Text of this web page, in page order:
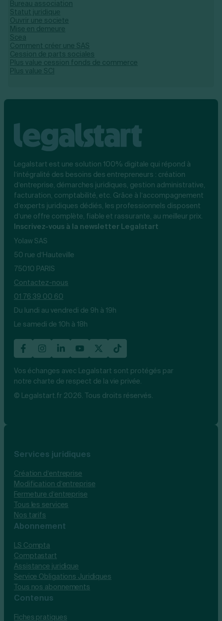
Bureau association
Statut juridique
Ouvrir une societe
Mise en demeure
Scea
Comment créer une SAS
Cession de parts sociales
Plus value cession fonds de commerce
Plus value SCI
Legalstart est une solution 100% digitale qui répond à
l’intégralité des besoins des entrepreneurs : création
d’entreprise, démarches juridiques, gestion administrative,
facturation, comptabilité, etc. Grâce à l’accompagnement
d’experts juridiques dédiés, les professionnels disposent
d’une offre complète, fiable et rassurante, au meilleur prix.
Inscrivez-vous à la newsletter Legalstart
Yolaw SAS
50 rue d’Hauteville
75010 PARIS
Contactez-nous
01 76 39 00 60
Du lundi au vendredi de 9h à 19h
Le samedi de 10h à 18h
Vos échanges avec Legalstart sont protégés par
notre charte de respect de la vie privée.
© Legalstart.fr 2026. Tous droits réservés.
Services juridiques
Création d’entreprise
Modification d’entreprise
Fermeture d’entreprise
Tous les services
Nos tarifs
Abonnement
LS Compta
Comptastart
Assistance juridique
Service Obligations Juridiques
Tous nos abonnements
Contenus
Fiches pratiques